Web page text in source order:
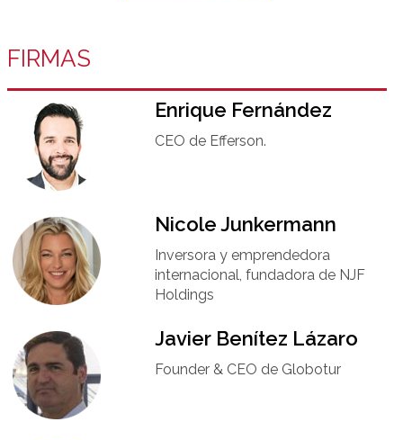
FIRMAS
Enrique Fernández
CEO de Efferson.
Nicole Junkermann​
Inversora y emprendedora
internacional, fundadora de NJF
Holdings
Javier Benítez Lázaro
Founder & CEO de Globotur​